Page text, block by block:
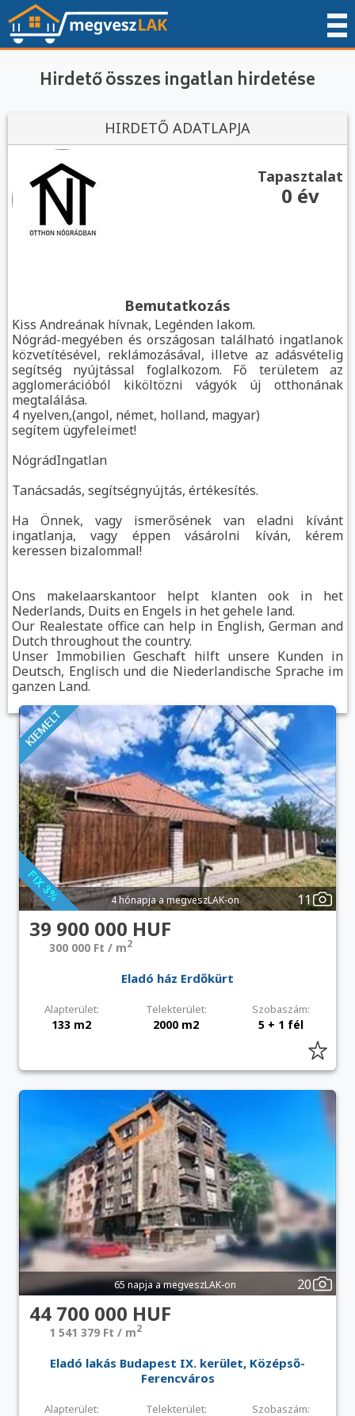
Hirdető összes ingatlan hirdetése
HIRDETŐ ADATLAPJA
Tapasztalat
0 év
Bemutatkozás
Kiss Andreának hívnak, Legénden lakom.
Nógrád-megyében és országosan található ingatlanok
közvetítésével, reklámozásával, illetve az adásvételig
segítség nyújtással foglalkozom. Fő területem az
agglomerációból kiköltözni vágyók új otthonának
megtalálása.
4 nyelven,(angol, német, holland, magyar)
segítem ügyfeleimet!
NógrádIngatlan
Tanácsadás, segítségnyújtás, értékesítés.
Ha Önnek, vagy ismerősének van eladni kívánt
ingatlanja, vagy éppen vásárolni kíván, kérem
keressen bizalommal!
Ons makelaarskantoor helpt klanten ook in het
Nederlands, Duits en Engels in het gehele land.
Our Realestate office can help in English, German and
Dutch throughout the country.
Unser Immobilien Geschaft hilft unsere Kunden in
Deutsch, Englisch und die Niederlandische Sprache im
ganzen Land.
4 hónapja a megveszLAK-on 11
39 900 000 HUF
300 000 Ft / m2
Eladó ház Erdőkürt
Alapterület: Telekterület: Szobaszám:
133 m2 2000 m2 5 + 1 fél
65 napja a megveszLAK-on 20
44 700 000 HUF
1 541 379 Ft / m2
Eladó lakás Budapest IX. kerület, Középső-
Ferencváros
Alapterület: Telekterület: Szobaszám: